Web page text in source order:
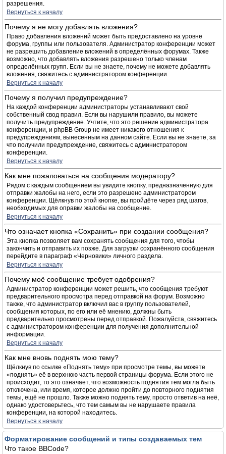
разрешения.
Вернуться к началу
Почему я не могу добавлять вложения?
Право добавления вложений может быть предоставлено на уровне
форума, группы или пользователя. Администратор конференции может
не разрешить добавление вложений в определённых форумах. Также
возможно, что добавлять вложения разрешено только членам
определённых групп. Если вы не знаете, почему не можете добавлять
вложения, свяжитесь с администратором конференции.
Вернуться к началу
Почему я получил предупреждение?
На каждой конференции администраторы устанавливают свой
собственный свод правил. Если вы нарушили правило, вы можете
получить предупреждение. Учтите, что это решение администратора
конференции, и phpBB Group не имеет никакого отношения к
предупреждениям, вынесенным на данном сайте. Если вы не знаете, за
что получили предупреждение, свяжитесь с администратором
конференции.
Вернуться к началу
Как мне пожаловаться на сообщения модератору?
Рядом с каждым сообщением вы увидите кнопку, предназначенную для
отправки жалобы на него, если это разрешено администратором
конференции. Щёлкнув по этой кнопке, вы пройдёте через ряд шагов,
необходимых для оправки жалобы на сообщение.
Вернуться к началу
Что означает кнопка «Сохранить» при создании сообщения?
Эта кнопка позволяет вам сохранять сообщения для того, чтобы
закончить и отправить их позже. Для загрузки сохранённого сообщения
перейдите в параграф «Черновики» личного раздела.
Вернуться к началу
Почему моё сообщение требует одобрения?
Администратор конференции может решить, что сообщения требуют
предварительного просмотра перед отправкой на форум. Возможно
также, что администратор включил вас в группу пользователей,
сообщения которых, по его или её мнению, должны быть
предварительно просмотрены перед отправкой. Пожалуйста, свяжитесь
с администратором конференции для получения дополнительной
информации.
Вернуться к началу
Как мне вновь поднять мою тему?
Щёлкнув по ссылке «Поднять тему» при просмотре темы, вы можете
«поднять» её в верхнюю часть первой страницы форума. Если этого не
происходит, то это означает, что возможность поднятия тем могла быть
отключена, или время, которое должно пройти до повторного поднятия
темы, ещё не прошло. Также можно поднять тему, просто ответив на неё,
однако удостоверьтесь, что тем самым вы не нарушаете правила
конференции, на которой находитесь.
Вернуться к началу
Форматирование сообщений и типы создаваемых тем
Что такое BBCode?